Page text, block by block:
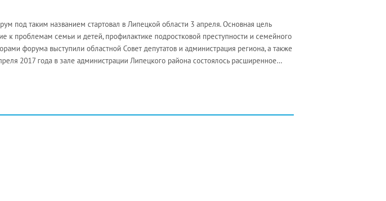
под таким названием стартовал в Липецкой области 3 апреля. Основная цель
к проблемам семьи и детей, профилактике подростковой преступности и семейного
форума выступили областной Совет депутатов и администрация региона, а также
2017 года в зале администрации Липецкого района состоялось расширенное…